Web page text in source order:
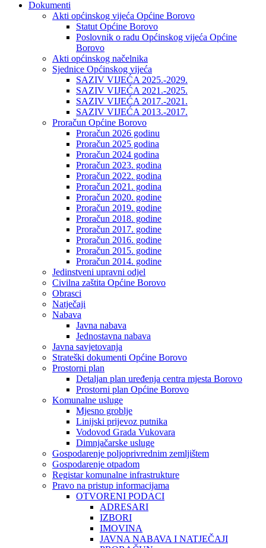
Dokumenti
Akti općinskog vijeća Općine Borovo
Statut Općine Borovo
Poslovnik o radu Općinskog vijeća Općine
Borovo
Akti općinskog načelnika
Sjednice Općinskog vijeća
SAZIV VIJEĆA 2025.-2029.
SAZIV VIJEĆA 2021.-2025.
SAZIV VIJEĆA 2017.-2021.
SAZIV VIJEĆA 2013.-2017.
Proračun Općine Borovo
Proračun 2026 godinu
Proračun 2025 godina
Proračun 2024 godina
Proračun 2023. godina
Proračun 2022. godina
Proračun 2021. godina
Proračun 2020. godine
Proračun 2019. godine
Proračun 2018. godine
Proračun 2017. godine
Proračun 2016. godine
Proračun 2015. godine
Proračun 2014. godine
Jedinstveni upravni odjel
Civilna zaštita Općine Borovo
Obrasci
Natječaji
Nabava
Javna nabava
Jednostavna nabava
Javna savjetovanja
Strateški dokumenti Općine Borovo
Prostorni plan
Detaljan plan uređenja centra mjesta Borovo
Prostorni plan Općine Borovo
Komunalne usluge
Mjesno groblje
Linijski prijevoz putnika
Vodovod Grada Vukovara
Dimnjačarske usluge
Gospodarenje poljoprivrednim zemljištem
Gospodarenje otpadom
Registar komunalne infrastrukture
Pravo na pristup informacijama
OTVORENI PODACI
ADRESARI
IZBORI
IMOVINA
JAVNA NABAVA I NATJEČAJI